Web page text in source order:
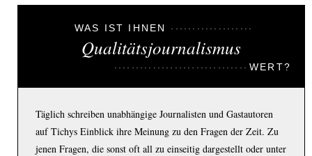
WAS IST IHNEN
Qualitätsjournalismus
WERT?
Täglich schreiben unabhängige Journalisten und Gastautoren
auf Tichys Einblick ihre Meinung zu den Fragen der Zeit. Zu
jenen Fragen, die sonst oft all zu einseitig dargestellt oder unter